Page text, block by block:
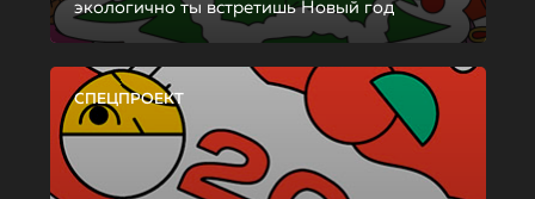
экологично ты встретишь Новый год
СПЕЦПРОЕКТ